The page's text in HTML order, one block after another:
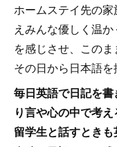
ホームステイ先の
えみんな優しく温
を感じさせ、このま
その日から日本語を
毎日英語で日記を
り言や心の中で考
留学生と話すときも